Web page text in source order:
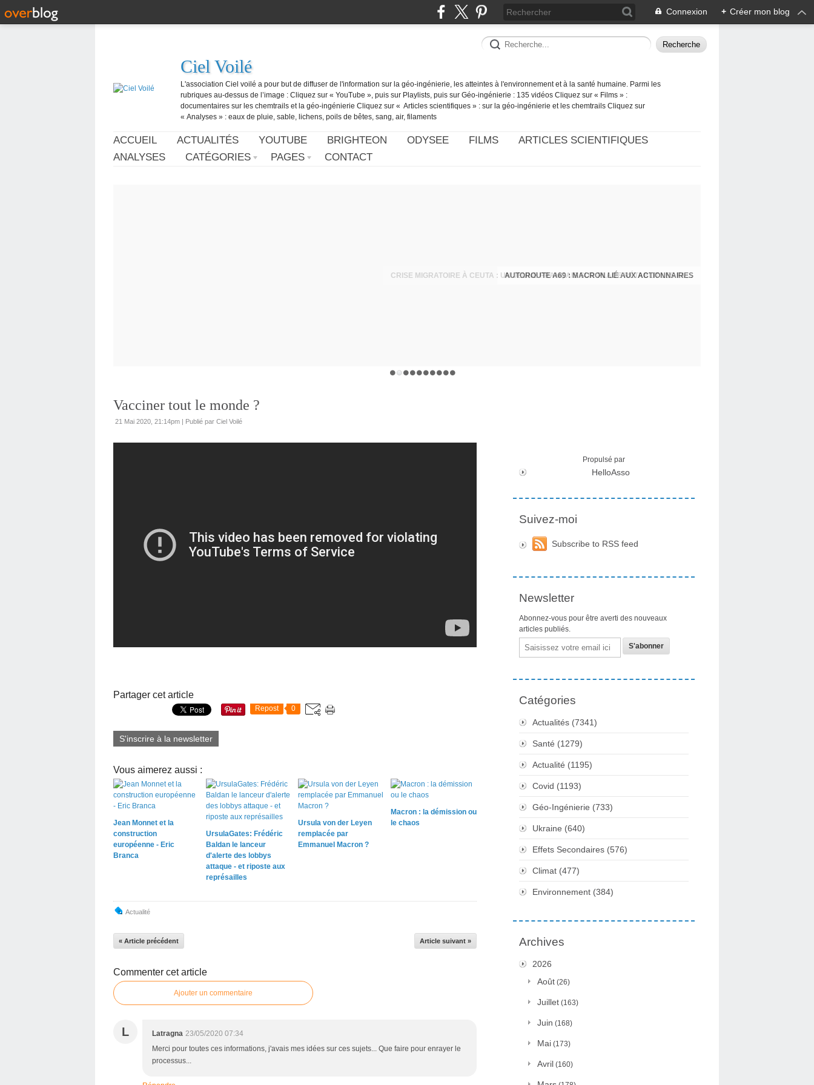
Connexion + Créer mon blog
Ciel Voilé
L'association Ciel voilé a pour but de diffuser de l'information sur la géo-ingénierie, les atteintes à l'environnement et à la santé humaine. Parmi les
rubriques au-dessus de l’image : Cliquez sur « YouTube », puis sur Playlists, puis sur Géo-ingénierie : 135 vidéos Cliquez sur « Films » :
documentaires sur les chemtrails et la géo-ingénierie Cliquez sur « Articles scientifiques » : sur la géo-ingénierie et les chemtrails Cliquez sur
« Analyses » : eaux de pluie, sable, lichens, poils de bêtes, sang, air, filaments
ACCUEIL ACTUALITÉS YOUTUBE BRIGHTEON ODYSEE FILMS
ARTICLES SCIENTIFIQUES
ANALYSES
CATÉGORIES PAGES CONTACT
AUTOROUTE A69 : MACRON LIÉ AUX ACTIONNAIRES
CRISE MIGRATOIRE À CEUTA : UN JEUNE FRANÇAIS SUR PLACE RÉTABLIT LES FAITS ! - RAPHAËL AYMA
Vacciner tout le monde ?
21 Mai 2020, 21:14pm | Publié par Ciel Voilé
Partager cet article
Repost 0
S'inscrire à la newsletter
Vous aimerez aussi :
Jean Monnet et la
construction
européenne - Eric
Branca
UrsulaGates: Frédéric
Baldan le lanceur
d'alerte des lobbys
attaque - et riposte aux
représailles
Ursula von der Leyen
remplacée par
Emmanuel Macron ?
Macron : la démission ou
le chaos
Actualité
« Article précédent Article suivant »
Commenter cet article
Ajouter un commentaire
L Latragna 23/05/2020 07:34
Merci pour toutes ces informations, j'avais mes idées sur ces sujets... Que faire pour enrayer le
processus...
Propulsé par
HelloAsso
Suivez-moi
Subscribe to RSS feed
Newsletter
Abonnez-vous pour être averti des nouveaux
articles publiés.
Email
Catégories
Actualités (7341)
Santé (1279)
Actualité (1195)
Covid (1193)
Géo-Ingénierie (733)
Ukraine (640)
Effets Secondaires (576)
Climat (477)
Environnement (384)
Archives
2026
Août (26)
Juillet (163)
Juin (168)
Mai (173)
Avril (160)